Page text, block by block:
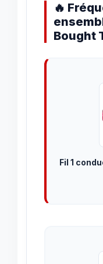
🔥
Bought
Fil 1